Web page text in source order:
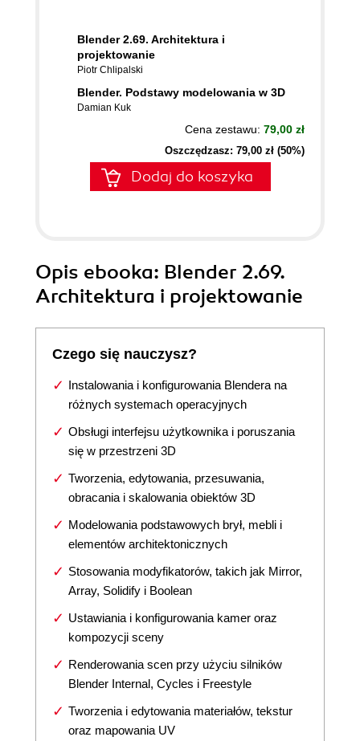
Blender 2.69. Architektura i
projektowanie
Piotr Chlipalski
Blender. Podstawy modelowania w 3D
Damian Kuk
Cena zestawu: 79,00 zł
Oszczędzasz: 79,00 zł (50%)
Dodaj do koszyka
Opis ebooka: Blender 2.69.
Architektura i projektowanie
Czego się nauczysz?
Instalowania i konfigurowania Blendera na
różnych systemach operacyjnych
Obsługi interfejsu użytkownika i poruszania
się w przestrzeni 3D
Tworzenia, edytowania, przesuwania,
obracania i skalowania obiektów 3D
Modelowania podstawowych brył, mebli i
elementów architektonicznych
Stosowania modyfikatorów, takich jak Mirror,
Array, Solidify i Boolean
Ustawiania i konfigurowania kamer oraz
kompozycji sceny
Renderowania scen przy użyciu silników
Blender Internal, Cycles i Freestyle
Tworzenia i edytowania materiałów, tekstur
oraz mapowania UV